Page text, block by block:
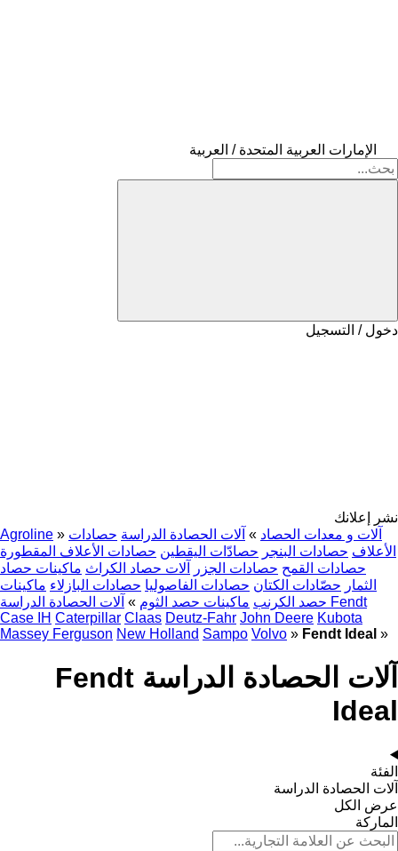
الإمارات العربية المتحدة / العربية
دخول / التسجيل
نشر إعلانك
Agroline » آلات و معدات الحصاد » آلات الحصادة الدراسة حصادات
الأعلاف حصادات البنجر حصادّات اليقطين حصادات الأعلاف المقطورة
حصادات القمح حصادات الجزر آلات حصاد الكراث ماكينات حصاد
الثمار حصّادات الكتان حصادات الفاصوليا حصادات البازلاء ماكينات
حصد الكرنب ماكينات حصد الثوم »
آلات الحصادة الدراسة Fendt
Case IH Caterpillar Claas Deutz-Fahr John Deere Kubota
Massey Ferguson New Holland Sampo Volvo » Fendt Ideal »
آلات الحصادة الدراسة Fendt
Ideal
الفئة
آلات الحصادة الدراسة
عرض الكل
الماركة